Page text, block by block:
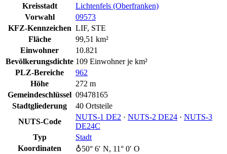
Kreisstadt
Lichtenfels (Oberfranken)
Vorwahl
09573
KFZ-Kennzeichen LIF, STE
Fläche
99,51 km²
Einwohner
10.821
Bevölkerungsdichte 109 Einwohner je km²
PLZ-Bereiche
962
Höhe
272 m
Gemeindeschlüssel 09478165
Stadtgliederung
40 Ortsteile
NUTS-Code
NUTS‑1 DE2 · NUTS‑2 DE24 · NUTS‑3
DE24C
Typ
Stadt
Koordinaten
♁50° 6′ N, 11° 0′ O